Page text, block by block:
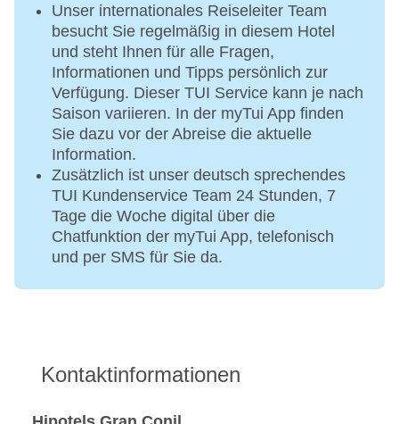
Unser internationales Reiseleiter Team
besucht Sie regelmäßig in diesem Hotel
und steht Ihnen für alle Fragen,
Informationen und Tipps persönlich zur
Verfügung. Dieser TUI Service kann je nach
Saison variieren. In der myTui App finden
Sie dazu vor der Abreise die aktuelle
Information.
Zusätzlich ist unser deutsch sprechendes
TUI Kundenservice Team 24 Stunden, 7
Tage die Woche digital über die
Chatfunktion der myTui App, telefonisch
und per SMS für Sie da.
Kontaktinformationen